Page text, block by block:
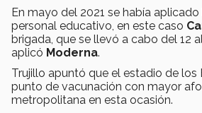
En mayo del 2021 se había
personal educativo, en este caso
brigada, que se llevó a cabo del 12
aplicó Moderna.
Trujillo apuntó que el estadio de los
punto de vacunación con mayor
metropolitana en esta ocasión.